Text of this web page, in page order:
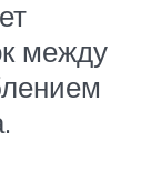
между